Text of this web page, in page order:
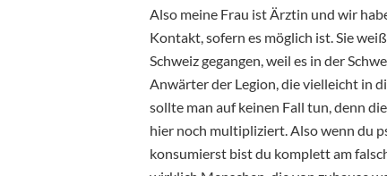
Also meine Frau ist Ärztin und wir
Kontakt, sofern es möglich ist. Sie
Schweiz gegangen, weil es in der
Anwärter der Legion, die vielleicht in
sollte man auf keinen Fall tun, denn
hier noch multipliziert. Also wenn du
konsumierst bist du komplett am